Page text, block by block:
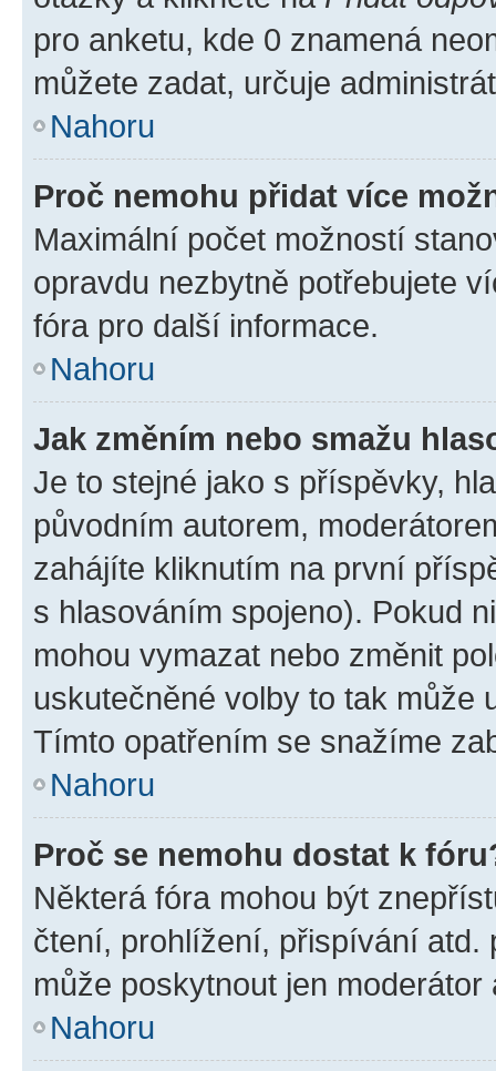
pro anketu, kde 0 znamená
můžete zadat, určuje
Nahoru
Proč nemohu přidat více
Maximální počet možností
opravdu nezbytně potřebujete
fóra pro další informace.
Nahoru
Jak změním nebo smažu
Je to stejné jako s příspěvky,
původním autorem,
zahájíte kliknutím na první
s hlasováním spojeno). Pokud
mohou vymazat nebo změnit
uskutečněné volby to tak může
Tímto opatřením se snažíme
Nahoru
Proč se nemohu dostat k
Některá fóra mohou být
čtení, prohlížení, přispívání atd.
může poskytnout jen
Nahoru